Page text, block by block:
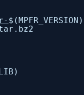
$(MPFR_VERSION)